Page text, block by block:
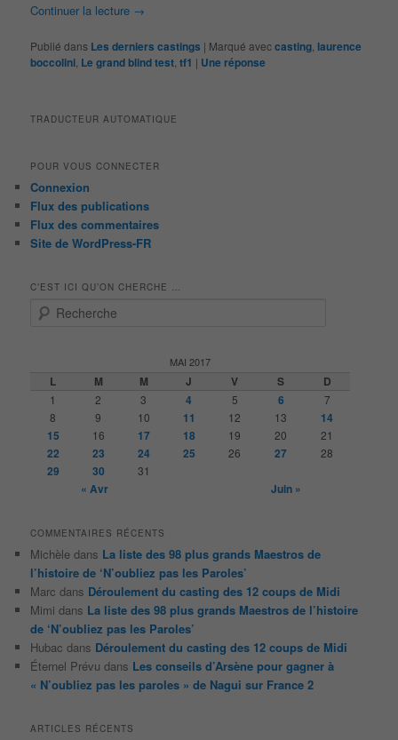
Continuer la lecture →
Publié dans Les derniers castings | Marqué aveccasting laurence
boccolini Le grand blind test ,tf1 | Une réponse
TRADUCTEUR AUTOMATIQUE
POUR VOUS CONNECTER
Connexion
Flux des publications
Flux des commentaires
Site de WordPress-FR
C’EST ICI QU’ON CHERCHE …
MAI 2017
L M M J V S D
1 2 3 4 5 6
7
8
9 10 11 12 13
14
15
16 17 18 19 20 21
22 23 24 25 26 27 28
29 30 31
« Avr Juin »
COMMENTAIRES RÉCENTS
Michèle dans La liste des 98 plus grands Maestros de
l’histoire de ‘N’oubliez pas les Paroles’
Marc dans Déroulement du casting des 12 coups de Midi
Mimi dans La liste des 98 plus grands Maestros de l’histoire
de ‘N’oubliez pas les Paroles’
Hubac dans Déroulement du casting des 12 coups de Midi
Éternel Prévu dans Les conseils d’Arsène pour gagner à
« N’oubliez pas les paroles » de Nagui sur France 2
ARTICLES RÉCENTS